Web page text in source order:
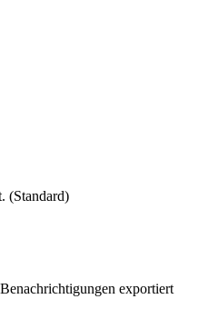
(Standard)
exportiert